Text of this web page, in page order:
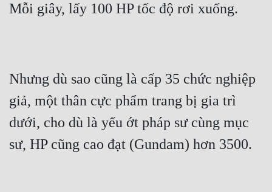
Mỗi giây, lấy 100 HP tốc độ rơi xuống.
Nhưng dù sao cũng là cấp 35 chức nghiệp
giả, một thân cực phẩm trang bị gia trì
dưới, cho dù là yếu ớt pháp sư cùng mục
sư, HP cũng cao đạt (Gundam) hơn 3500.